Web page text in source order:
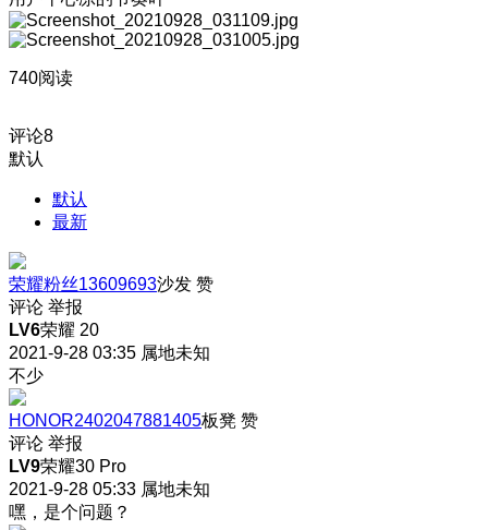
740阅读
评论8
默认
默认
最新
荣耀粉丝13609693沙发 赞
评论 举报
LV6荣耀 20
2021-9-28 03:35 属地未知
不少
HONOR2402047881405板凳 赞
评论 举报
LV9荣耀30 Pro
2021-9-28 05:33 属地未知
嘿，是个问题？